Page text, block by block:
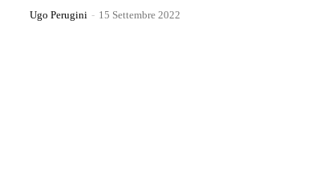
Ugo Perugini - 15 Settembre 2022